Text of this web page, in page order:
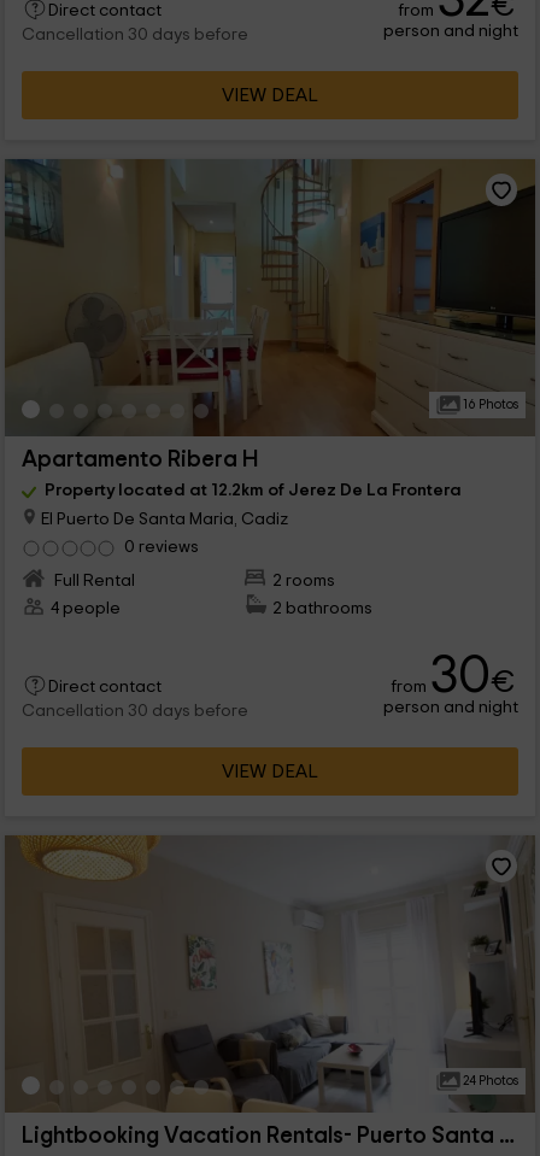
Direct contact
Cancellation 30 days before
from
person and night
VIEW DEAL
16 Photos
Apartamento Ribera H
Property located at 12.2km of Jerez De La Frontera
El Puerto De Santa Maria, Cadiz
0 reviews
Full Rental
2 rooms
4 people
2 bathrooms
Direct contact
Cancellation 30 days before
from 30€
person and night
VIEW DEAL
24 Photos
Lightbooking Vacation Rentals- Puerto Santa María